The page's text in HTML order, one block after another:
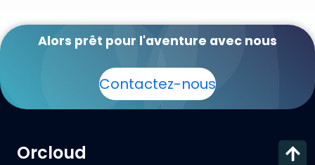
Alors prêt pour l'aventure avec nous
Contactez-nous
Orcloud